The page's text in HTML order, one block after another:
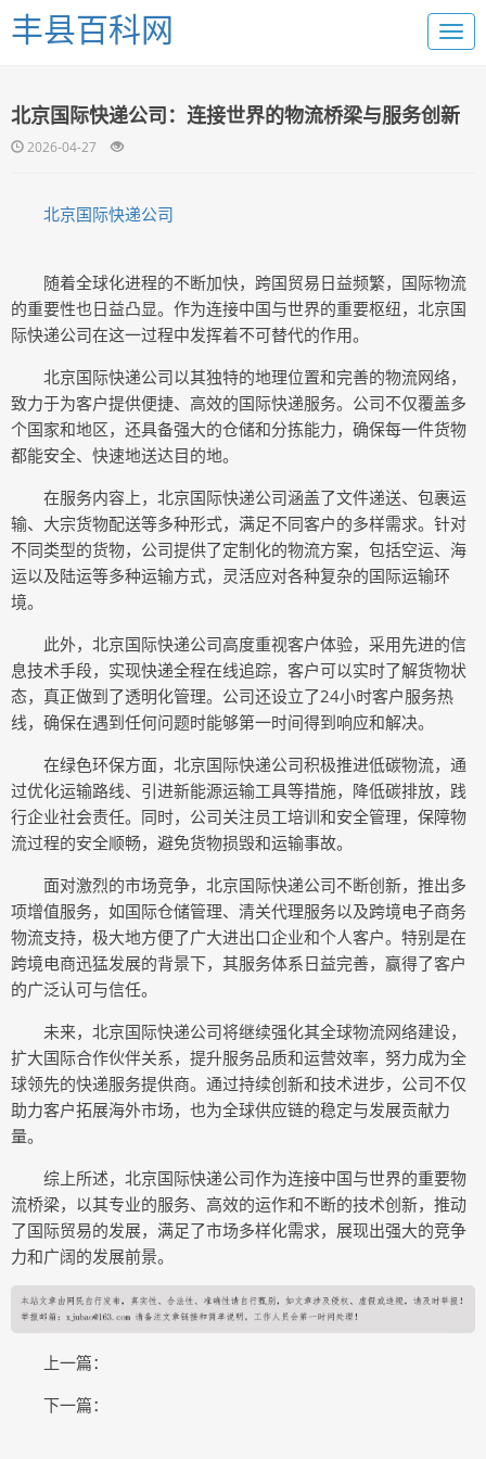
丰县百科网
北京国际快递公司：连接世界的物流桥梁与服务创新
2026-04-27
北京国际快递公司
随着全球化进程的不断加快，跨国贸易日益频繁，国际物流
的重要性也日益凸显。作为连接中国与世界的重要枢纽，北京国
际快递公司在这一过程中发挥着不可替代的作用。
北京国际快递公司以其独特的地理位置和完善的物流网络，
致力于为客户提供便捷、高效的国际快递服务。公司不仅覆盖多
个国家和地区，还具备强大的仓储和分拣能力，确保每一件货物
都能安全、快速地送达目的地。
在服务内容上，北京国际快递公司涵盖了文件递送、包裹运
输、大宗货物配送等多种形式，满足不同客户的多样需求。针对
不同类型的货物，公司提供了定制化的物流方案，包括空运、海
运以及陆运等多种运输方式，灵活应对各种复杂的国际运输环
境。
此外，北京国际快递公司高度重视客户体验，采用先进的信
息技术手段，实现快递全程在线追踪，客户可以实时了解货物状
态，真正做到了透明化管理。公司还设立了24小时客户服务热
线，确保在遇到任何问题时能够第一时间得到响应和解决。
在绿色环保方面，北京国际快递公司积极推进低碳物流，通
过优化运输路线、引进新能源运输工具等措施，降低碳排放，践
行企业社会责任。同时，公司关注员工培训和安全管理，保障物
流过程的安全顺畅，避免货物损毁和运输事故。
面对激烈的市场竞争，北京国际快递公司不断创新，推出多
项增值服务，如国际仓储管理、清关代理服务以及跨境电子商务
物流支持，极大地方便了广大进出口企业和个人客户。特别是在
跨境电商迅猛发展的背景下，其服务体系日益完善，赢得了客户
的广泛认可与信任。
未来，北京国际快递公司将继续强化其全球物流网络建设，
扩大国际合作伙伴关系，提升服务品质和运营效率，努力成为全
球领先的快递服务提供商。通过持续创新和技术进步，公司不仅
助力客户拓展海外市场，也为全球供应链的稳定与发展贡献力
量。
综上所述，北京国际快递公司作为连接中国与世界的重要物
流桥梁，以其专业的服务、高效的运作和不断的技术创新，推动
了国际贸易的发展，满足了市场多样化需求，展现出强大的竞争
力和广阔的发展前景。
上一篇：
下一篇：